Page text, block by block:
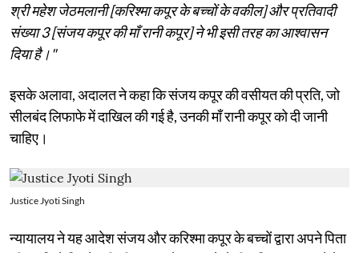
श्री महेश जेठमलानी [करिश्मा कपूर के बच्चों के वकील] और प्रतिवादी
संख्या 3 [संजय कपूर की माँ रानी कपूर] ने भी इसी तरह का आश्वासन
दिया है।"
इसके अलावा, अदालत ने कहा कि संजय कपूर की वसीयत की प्रति, जो
सीलबंद लिफाफे में दाखिल की गई है, उनकी माँ रानी कपूर को दी जानी
चाहिए।
Justice Jyoti Singh
न्यायालय ने यह आदेश संजय और करिश्मा कपूर के बच्चों द्वारा अपने पिता